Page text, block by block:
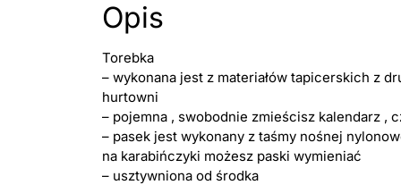
Opis
Torebka
– wykonana jest z materiałów tapicerskich z
hurtowni
– pojemna , swobodnie zmieścisz kalendarz ,
– pasek jest wykonany z taśmy nośnej
na karabińczyki możesz paski wymieniać
– usztywniona od środka